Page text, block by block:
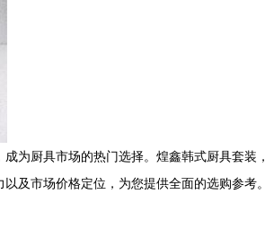
为厨具市场的热门选择。煌鑫韩式厨具套装
及市场价格定位，为您提供全面的选购参考。